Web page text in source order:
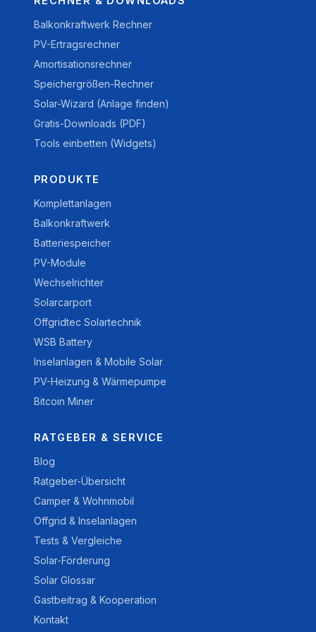
Balkonkraftwerk Rechner
PV-Ertragsrechner
Amortisationsrechner
Speichergrößen-Rechner
Solar-Wizard (Anlage finden)
Gratis-Downloads (PDF)
Tools einbetten (Widgets)
PRODUKTE
Komplettanlagen
Balkonkraftwerk
Batteriespeicher
PV-Module
Wechselrichter
Solarcarport
Offgridtec Solartechnik
WSB Battery
Inselanlagen & Mobile Solar
PV-Heizung & Wärmepumpe
Bitcoin Miner
RATGEBER & SERVICE
Blog
Ratgeber-Übersicht
Camper & Wohnmobil
Offgrid & Inselanlagen
Tests & Vergleiche
Solar-Förderung
Solar Glossar
Gastbeitrag & Kooperation
Kontakt